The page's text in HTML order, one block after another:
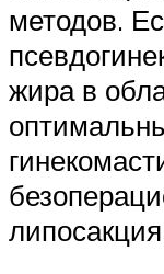
методов.
жира в